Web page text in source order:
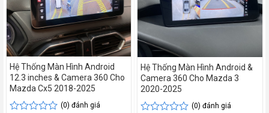
Hệ Thống Màn Hình Android
12.3 inches & Camera 360 Cho
Mazda Cx5 2018-2025
(0) đánh giá
Hệ Thống Màn Hình Android &
Camera 360 Cho Mazda 3
2020-2025
(0) đánh giá